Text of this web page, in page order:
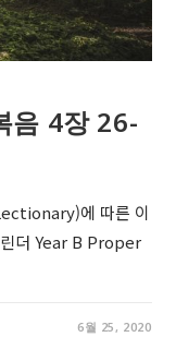
음 4장 26-
에 따른 이
더 Year B Proper
6월 25, 2020